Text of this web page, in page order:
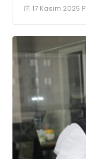
17 Kasım 2025